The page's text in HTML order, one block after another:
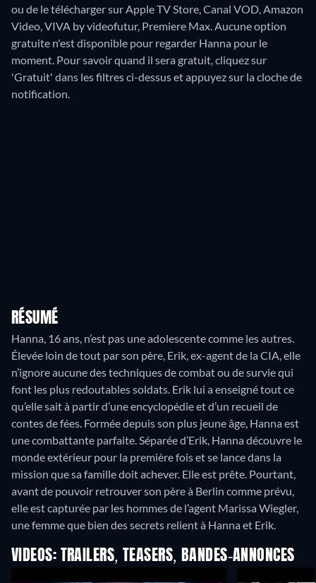
ou de le télécharger sur Apple TV Store, Canal VOD, Amazon
Video, VIVA by videofutur, Premiere Max.Aucune option
gratuite n'est disponible pour regarder Hanna pour le
moment. Pour savoir quand il sera gratuit, cliquez sur
'Gratuit' dans les filtres ci-dessus et appuyez sur la cloche de
notification.
RÉSUMÉ
Hanna, 16 ans, n’est pas une adolescente comme les autres.
Élevée loin de tout par son père, Erik, ex-agent de la CIA, elle
n’ignore aucune des techniques de combat ou de survie qui
font les plus redoutables soldats. Erik lui a enseigné tout ce
qu’elle sait à partir d’une encyclopédie et d’un recueil de
contes de fées. Formée depuis son plus jeune âge, Hanna est
une combattante parfaite. Séparée d’Erik, Hanna découvre le
monde extérieur pour la première fois et se lance dans la
mission que sa famille doit achever. Elle est prête. Pourtant,
avant de pouvoir retrouver son père à Berlin comme prévu,
elle est capturée par les hommes de l’agent Marissa Wiegler,
une femme que bien des secrets relient à Hanna et Erik.
VIDEOS: TRAILERS, TEASERS, BANDES-ANNONCES